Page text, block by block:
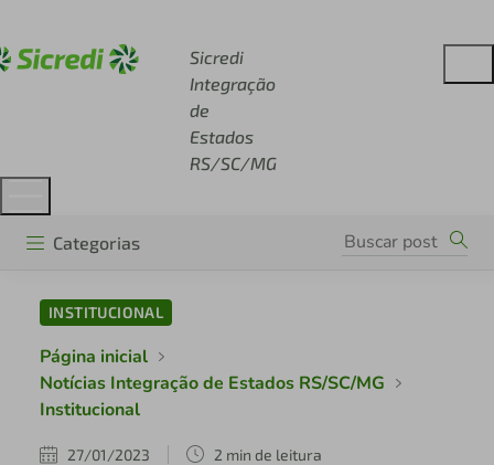
Sicredi
Integração
de
Estados
RS/SC/MG
Categorias
INSTITUCIONAL
Página inicial
Notícias Integração de Estados RS/SC/MG
Institucional
27/01/2023 2 min de leitura